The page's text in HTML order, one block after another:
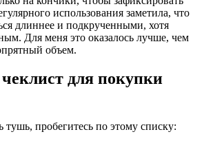
использования заметила, что
длиннее и подкрученными, хотя
Для меня это оказалось лучше, чем
объем.
для покупки
тушь, пробегитесь по этому списку: